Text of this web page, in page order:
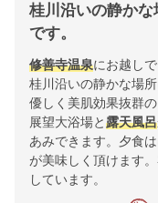
桂川沿いの静か
です。
修善寺温泉にお越し
桂川沿いの静かな場
優しく美肌効果抜群
展望大浴場と露天風呂
あみできます。夕食
が美味しく頂けます
しています。